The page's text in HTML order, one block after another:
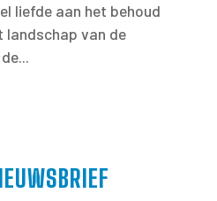
liefde aan het behoud
landschap van de